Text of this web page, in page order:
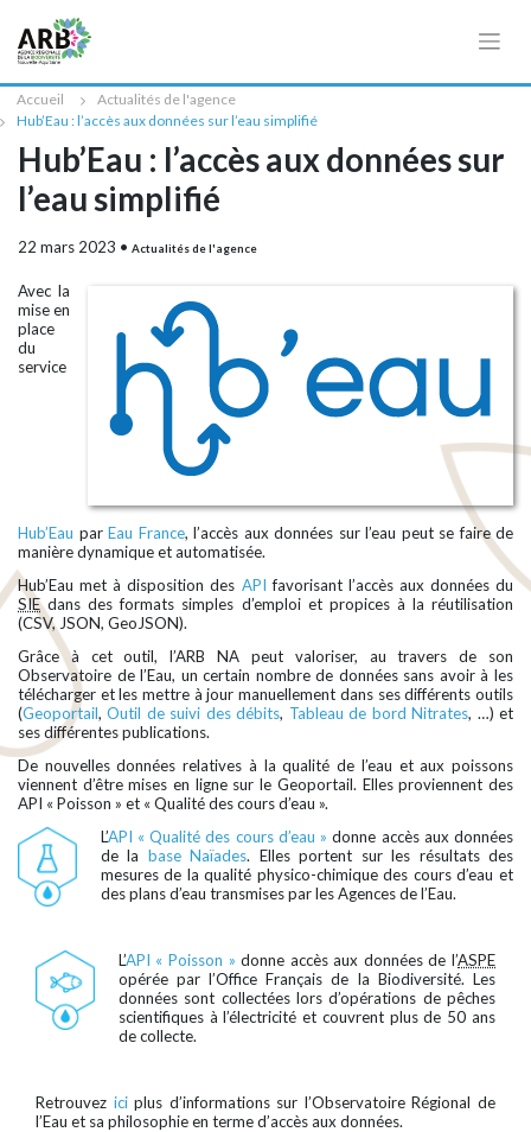
Accueil
Actualités de l'agence
Hub’Eau : l’accès aux données sur l’eau simplifié
Hub’Eau : l’accès aux données sur
l’eau simplifié
22 mars 2023 • Actualités de l'agence
Avec la
mise en
place
du
service
Hub’Eau par Eau France, l’accès aux données sur l’eau peut se faire de
manière dynamique et automatisée.
Hub’Eau met à disposition des API favorisant l’accès aux données du
SIEdans des formats simples d’emploi et propices à la réutilisation
(CSV, JSON, GeoJSON).
Grâce à cet outil, l’ARB NA peut valoriser, au travers de son
Observatoire de l’Eau, un certain nombre de données sans avoir à les
télécharger et les mettre à jour manuellement dans ses différents outils
(Geoportail,Outil de suivi des débits, Tableau de bord Nitrates, …) et
ses différentes publications.
De nouvelles données relatives à la qualité de l’eau et aux poissons
viennent d’être mises en ligne sur le Geoportail. Elles proviennent des
API « Poisson » et « Qualité des cours d’eau ».
L’API « Qualité des cours d’eau » donne accès aux données
de la base Naïades. Elles portent sur les résultats des
mesures de la qualité physico-chimique des cours d’eau et
des plans d’eau transmises par les Agences de l’Eau.
L’API « Poisson » donne accès aux données de l’ASPE
opérée par l’Office Français de la Biodiversité. Les
données sont collectées lors d’opérations de pêches
scientifiques à l’électricité et couvrent plus de 50 ans
de collecte.
Retrouvez iciplus d’informations sur l’Observatoire Régional de
l’Eau et sa philosophie en terme d’accès aux données.